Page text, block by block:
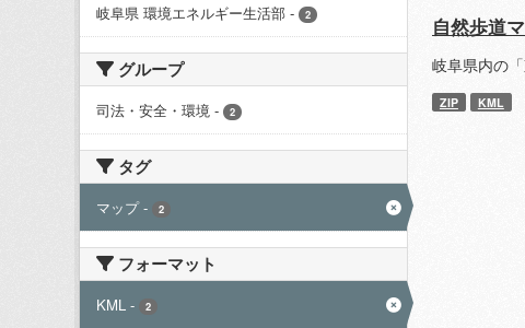
岐阜県 環境エネルギー生活部 - 2
グループ
司法・安全・環境 - 2
タグ
マップ - 2
フォーマット
KML - 2
自然歩道
岐阜県内の
ZIP KML